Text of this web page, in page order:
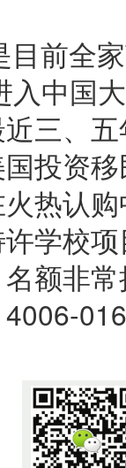
目前全
中国
三、
投资
热认
学校
额非